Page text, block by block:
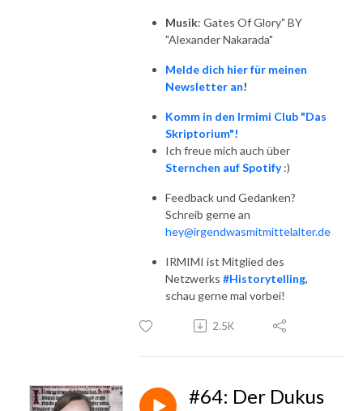
Musik: Gates Of Glory" BY
"Alexander Nakarada"
Melde dich hier für meinen
Newsletter an!
Komm in den Irmimi Club "Das
Skriptorium"!
Ich freue mich auch über
Sternchen auf Spotify:)
Feedback und Gedanken?
Schreib gerne an
hey@irgendwasmitmittelalter.de
IRMIMI ist Mitglied des
Netzwerks #Historytelling,
schau gerne mal vorbei!
2.5K
#64: Der Dukus